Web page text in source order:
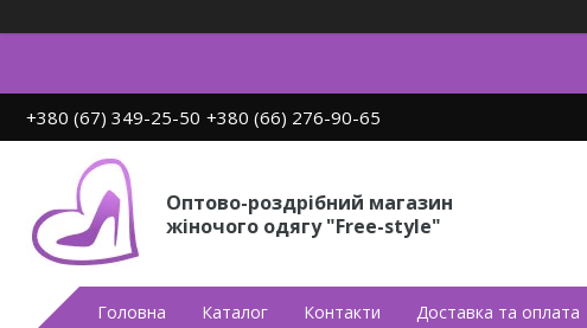
+380 (67) 349-25-50 +380 (66) 276-90-65
Оптово-роздрібний магазин
жіночого одягу "Free-style"
Головна Каталог Контакти Доставка та оплата